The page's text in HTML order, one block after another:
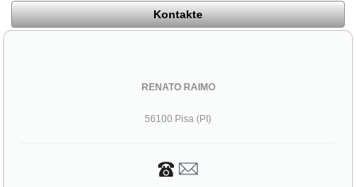
Kontakte
RENATO RAIMO
56100 Pisa (PI)